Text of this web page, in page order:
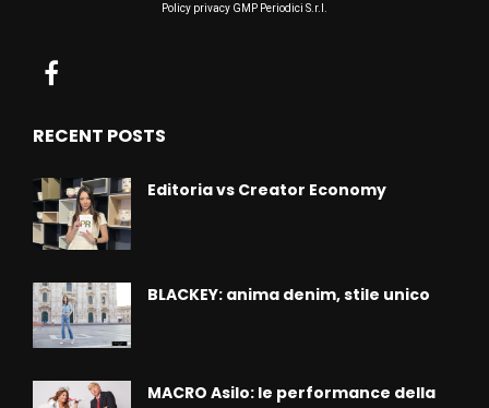
Policy privacy GMP Periodici S.r.l.
RECENT POSTS
Editoria vs Creator Economy
BLACKEY: anima denim, stile unico
MACRO Asilo: le performance della